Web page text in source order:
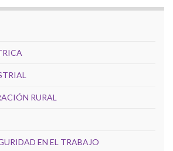
RURAL
EN EL TRABAJO